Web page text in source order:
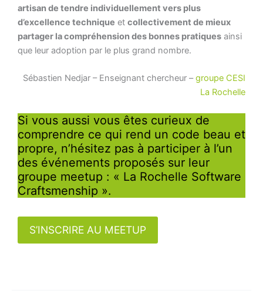
artisan de tendre individuellement vers plus
d’excellence technique et collectivement de mieux
partager la compréhension des bonnes pratiques ainsi
que leur adoption par le plus grand nombre.
Sébastien Nedjar – Enseignant chercheur –groupe CESI
La Rochelle
Si vous aussi vous êtes curieux de
comprendre ce qui rend un code beau et
propre, n’hésitez pas à participer à l’un
des événements proposés sur leur
groupe meetup : « La Rochelle Software
Craftsmenship ».
S’INSCRIRE AU MEETUP